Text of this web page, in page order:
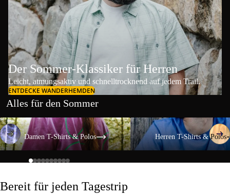
Der Sommer-Klassiker für Herren
Leicht, atmungsaktiv und schnelltrocknend auf jedem Trail.
ENTDECKE WANDERHEMDEN
Alles für den Sommer
Damen T-Shirts & Polos
Damen T-Shirts & Polos
Herren T-Shirts & Polos
Herren T-Shirts & Polos
Bereit für jeden Tagestrip